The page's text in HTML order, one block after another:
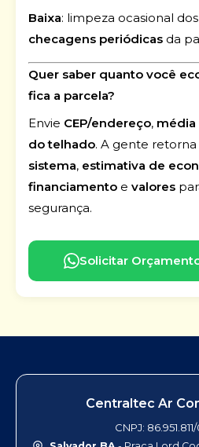
Baixa: limpeza ocasional
checagens periódicas da
Quer saber quanto você
fica a parcela?
Envie CEP/endereço, média
do telhado. A gente
sistema, estimativa de
financiamento e valores
segurança.
Solicitar
Centraltec Ar
CNPJ: